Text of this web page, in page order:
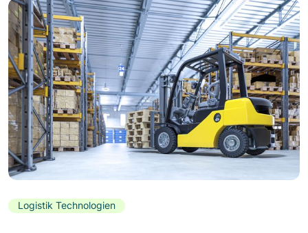
Logistik Technologien